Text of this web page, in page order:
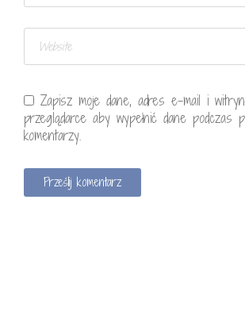
Zapisz moje dane, adres e-mail i
przeglądarce aby wypełnić dane podczas
komentarzy.